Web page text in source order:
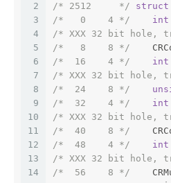
2
3
4
5
6
7
8
9
10
11
12
13
14
/* 2512     */
struct
/*   0    4 */
int
/* XXX 32 bit hole,
/*   8    8 */
/*  16    4 */
int
/* XXX 32 bit hole,
/*  24    8 */
/*  32    4 */
int
/* XXX 32 bit hole,
/*  40    8 */
/*  48    4 */
int
/* XXX 32 bit hole,
/*  56    8 */